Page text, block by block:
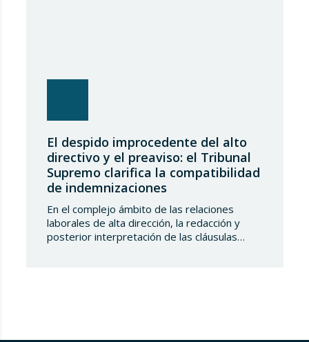
El despido improcedente del alto
directivo y el preaviso: el Tribunal
Supremo clarifica la compatibilidad
de indemnizaciones
En el complejo ámbito de las relaciones
laborales de alta dirección, la redacción y
posterior interpretación de las cláusulas